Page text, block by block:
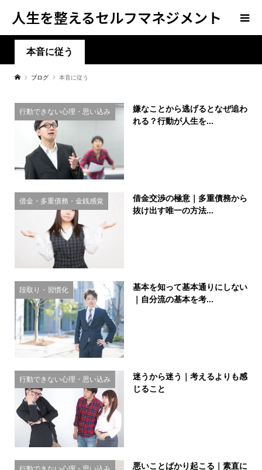
人生を整えるセルフマネジメント
本音に従う
ブログ 本音に従う
行動できない心理・思い込み
嫌なことから逃げるとなぜ追わ
れる？行動が人生を...
借金・多重債務・金銭感覚
借金交渉の極意｜多重債務から
抜け出す唯一の方法...
段取り・習慣化
基本を知って基本通りにしない
｜自分流の基本を考...
行動できない心理・思い込み
迷うから迷う｜考えるよりも感
じること
悪いことばかり起こる｜素直に